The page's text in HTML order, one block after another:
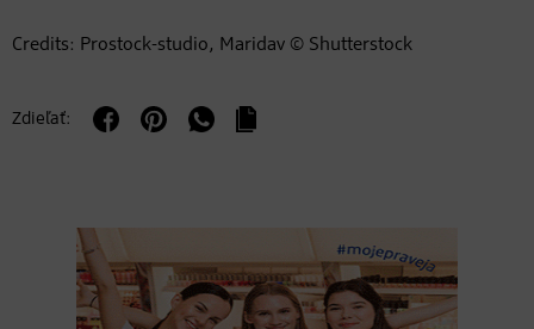
Credits: Prostock-studio, Maridav © Shutterstock
Zdieľať: